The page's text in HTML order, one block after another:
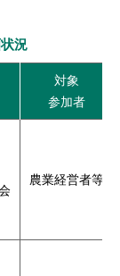
況
対象
参加者
農業経営者等